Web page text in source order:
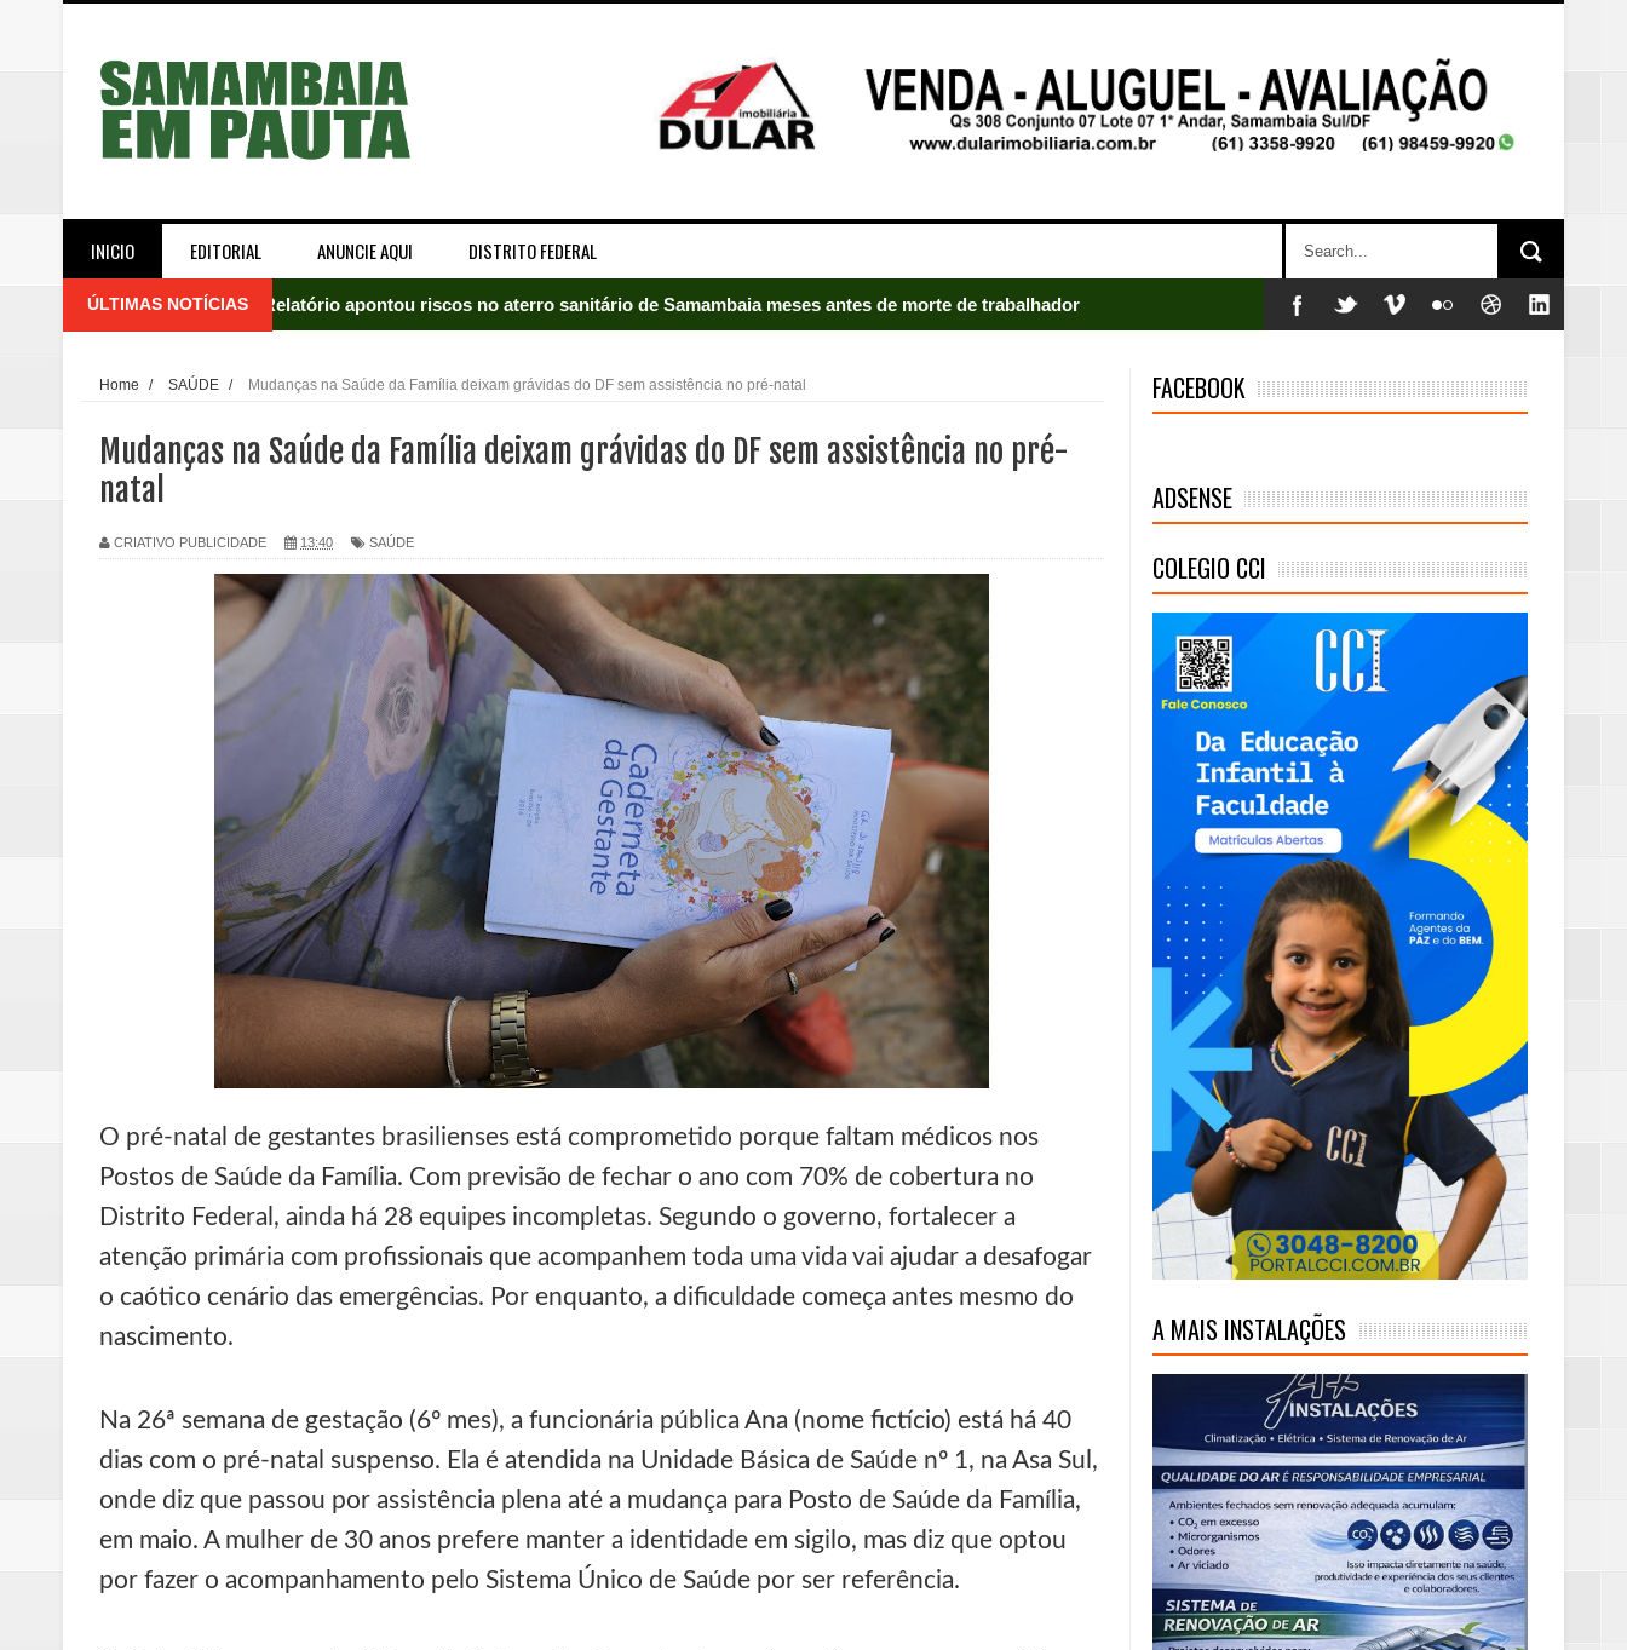
INICIO EDITORIAL ANUNCIE AQUI DISTRITO FEDERAL
ÚLTIMAS NOTÍCIAS Relatório apontou riscos no aterro sanitário de Samambaia meses antes de morte de trabalhador
Homem é socorrido após ser vítima de agressão em Samambaia
Claudeci Luart surge como uma nova força e esperança para os feirantes do DF
Samambaia inicia campanha para atualizar vacinação de crianças e adolescentes
Morador de Samambaia morre após sofrer mal súbito
PL e Flávio Bolsonaro oficializam candidatura de Hamilton Tatu por Samambaia, Recanto das Emas e Água Quente
Renata D´Aguiar destaca potencial da pecuária para fortalecer a economia do Distrito Federal
Trabalhador morre após ser atingido por trator em aterro de Samambaia
Laboratório de Vertentes Psy promove formação gratuita em Psytrance em Samambaia
PMDF resgata aves silvestres e autua cinco pessoas por crime ambiental em Samambaia
Claudeci Luart oficializará candidatura à CLDF na sede da Democracia Cristã nesta sexta-feira (31)
TJDFT promoverá Dia da Inclusão Digital em Samambaia
Ex-funcionário é preso após furtar chocolates e ameaçar funcionários de supermercado em Samambaia
Hamilton Tatu confirma pré-candidatura à CLDF por Samambaia: “Estou preparado”
Denúncia de erro médico no Hospital de Samambaia deixa mãe sem o filho, sem o útero e sem um rim
Rodas de carros são furtadas em estacionamento do Metrô de Samambaia
Campanha para Transplante do Padre Lucas de Samambaia entra em mês decisivo com 72% da meta alcançada
Home / SAÚDE / Mudanças na Saúde da Família deixam grávidas do DF sem assistência no pré-natal
Mudanças na Saúde da Família deixam grávidas do DF sem assistência no pré-
natal
CRIATIVO PUBLICIDADE 13:40 SAÚDE
O pré-natal de gestantes brasilienses está comprometido porque faltam médicos nos
Postos de Saúde da Família. Com previsão de fechar o ano com 70% de cobertura no
Distrito Federal, ainda há 28 equipes incompletas. Segundo o governo, fortalecer a
atenção primária com profissionais que acompanhem toda uma vida vai ajudar a desafogar
o caótico cenário das emergências. Por enquanto, a dificuldade começa antes mesmo do
nascimento.
Na 26ª semana de gestação (6º mes), a funcionária pública Ana (nome fictício) está há 40
dias com o pré-natal suspenso. Ela é atendida na Unidade Básica de Saúde nº 1, na Asa Sul,
onde diz que passou por assistência plena até a mudança para Posto de Saúde da Família,
em maio. A mulher de 30 anos prefere manter a identidade em sigilo, mas diz que optou
por fazer o acompanhamento pelo Sistema Único de Saúde por ser referência.
FACEBOOK
ADSENSE
COLEGIO CCI
A MAIS INSTALAÇÕES